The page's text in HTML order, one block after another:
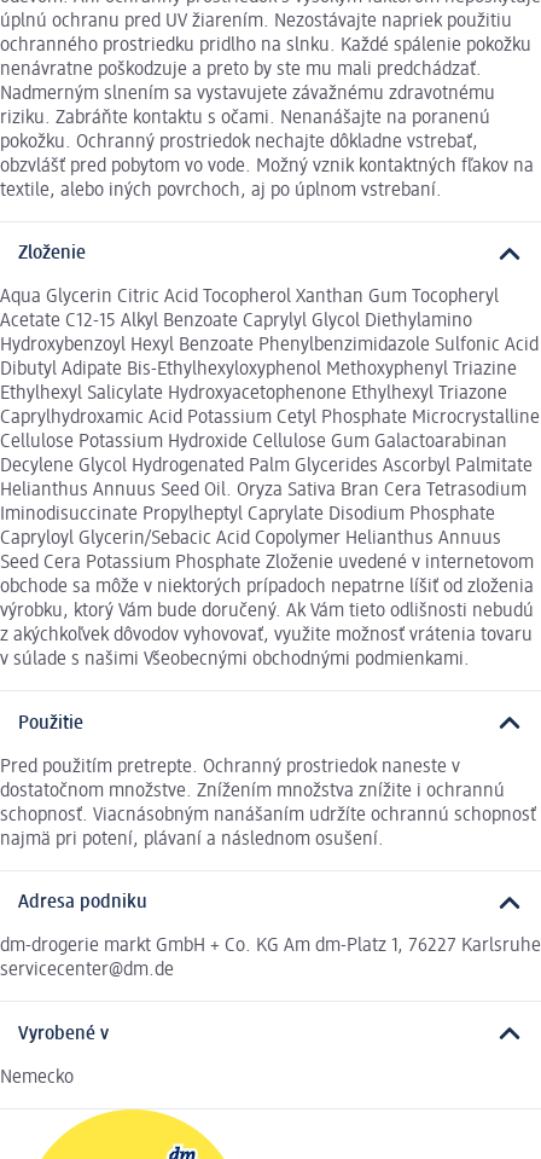
úplnú ochranu pred UV žiarením. Nezostávajte napriek použitiu
ochranného prostriedku pridlho na slnku. Každé spálenie pokožku
nenávratne poškodzuje a preto by ste mu mali predchádzať.
Nadmerným slnením sa vystavujete závažnému zdravotnému
riziku. Zabráňte kontaktu s očami. Nenanášajte na poranenú
pokožku. Ochranný prostriedok nechajte dôkladne vstrebať,
obzvlášť pred pobytom vo vode. Možný vznik kontaktných fľakov na
textile, alebo iných povrchoch, aj po úplnom vstrebaní.
Zloženie
Aqua Glycerin Citric Acid Tocopherol Xanthan Gum Tocopheryl
Acetate C12-15 Alkyl Benzoate Caprylyl Glycol Diethylamino
Hydroxybenzoyl Hexyl Benzoate Phenylbenzimidazole Sulfonic Acid
Dibutyl Adipate Bis-Ethylhexyloxyphenol Methoxyphenyl Triazine
Ethylhexyl Salicylate Hydroxyacetophenone Ethylhexyl Triazone
Caprylhydroxamic Acid Potassium Cetyl Phosphate Microcrystalline
Cellulose Potassium Hydroxide Cellulose Gum Galactoarabinan
Decylene Glycol Hydrogenated Palm Glycerides Ascorbyl Palmitate
Helianthus Annuus Seed Oil. Oryza Sativa Bran Cera Tetrasodium
Iminodisuccinate Propylheptyl Caprylate Disodium Phosphate
Capryloyl Glycerin/Sebacic Acid Copolymer Helianthus Annuus
Seed Cera Potassium Phosphate Zloženie uvedené v internetovom
obchode sa môže v niektorých prípadoch nepatrne líšiť od zloženia
výrobku, ktorý Vám bude doručený. Ak Vám tieto odlišnosti nebudú
z akýchkoľvek dôvodov vyhovovať, využite možnosť vrátenia tovaru
v súlade s našimi Všeobecnými obchodnými podmienkami.
Použitie
Pred použitím pretrepte. Ochranný prostriedok naneste v
dostatočnom množstve. Znížením množstva znížite i ochrannú
schopnosť. Viacnásobným nanášaním udržíte ochrannú schopnosť
najmä pri potení, plávaní a následnom osušení.
Adresa podniku
dm-drogerie markt GmbH + Co. KG Am dm-Platz 1, 76227 Karlsruhe
servicecenter@dm.de
Vyrobené v
Nemecko